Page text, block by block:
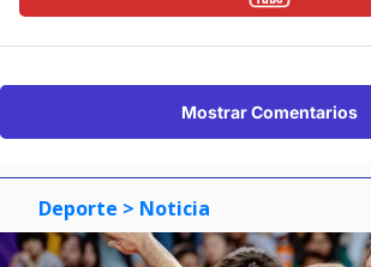
Mostrar Comentarios
Deporte > Noticia